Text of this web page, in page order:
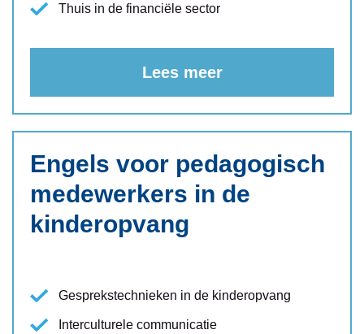
Thuis in de financiële sector
Lees meer
Engels voor pedagogisch
medewerkers in de
kinderopvang
Gesprekstechnieken in de kinderopvang
Interculturele communicatie